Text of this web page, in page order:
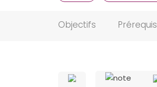
Objectifs Prérequis